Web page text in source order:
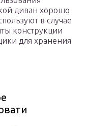
диван хорошо
в случае
конструкции
для хранения